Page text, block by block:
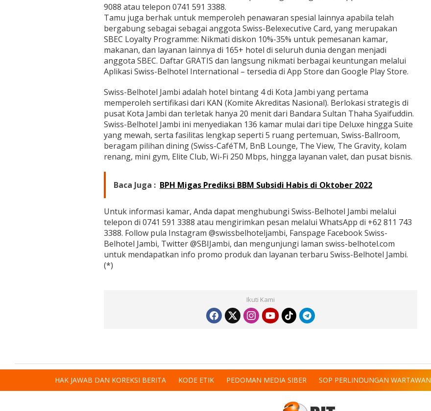
9088 atau telepon 0741 591 3388.
Tamu juga berhak untuk memperoleh penawaran spesial lainnya apabila telah
bergabung sebagai sebagai anggota Swiss-Belexecutive Card, yang merupakan
SBEC Loyalty Programme: Nikmati diskon 10%-35% untuk pemesanan kamar,
makanan, dan layanan lainnya di 165+ hotel di seluruh dunia dengan menjadi
anggota SBEC. Daftar GRATIS dan langsung nikmati berbagai keuntungan melalui
Aplikasi Swiss-Belhotel International – tersedia di App Store dan Google Play Store.
Swiss-Belhotel Jambi adalah hotel bintang 4 di Kota Jambi yang pertama
memperoleh sertifikasi dari KAN (Komite Akreditas Nasional). Berlokasi strategis di
pusat Kota Jambi dan terletak hanya 20 menit dari Bandara Sultan Thaha Syaifuddin.
Swiss-Belhotel Jambi ini menyediakan 136 kamar mulai dari tipe Deluxe hingga Suite
yang mewah, serta fasilitas lengkap seperti 5 ruang pertemuan, Swiss-Ballroom,
beragam pilihan dining (Swiss-CaféTM, BnB Lounge, The View, The Gravity, kolam
renang, mini gym, Elite Club, Wi-Fi 250 Mbps, hingga layanan valet, dan pusat bisnis.
Baca Juga : BPH Migas Prediksi BBM Subsidi Habis di Oktober 2022
Untuk informasi kamar, Anda dapat menghubungi Swiss-Belhotel Jambi melalui
telepon di 0741 591 3388 atau mengirimkan pesan melalui WhatsApp di +62 811 743
3388. Follow pula Instagram @swissbelhoteljambi, Fanspage Facebook Swiss-
Belhotel Jambi, Twitter @SBIJambi, dan mengunjungi laman swiss-belhotel.com
untuk mendapatkan info promo produk dan layanan terbaru Swiss-Belhotel Jambi.
(*)
Ikuti Kami
HAK JAWAB DAN KOREKSI BERITA KODE ETIK PEDOMAN MEDIA SIBER SOP PERLINDUNGAN WARTAWAN